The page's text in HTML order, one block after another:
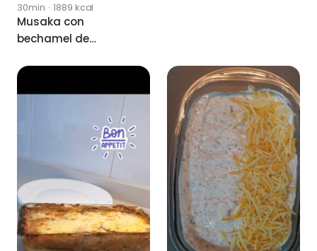
30min · 1889 kcal
Musaka con
bechamel de